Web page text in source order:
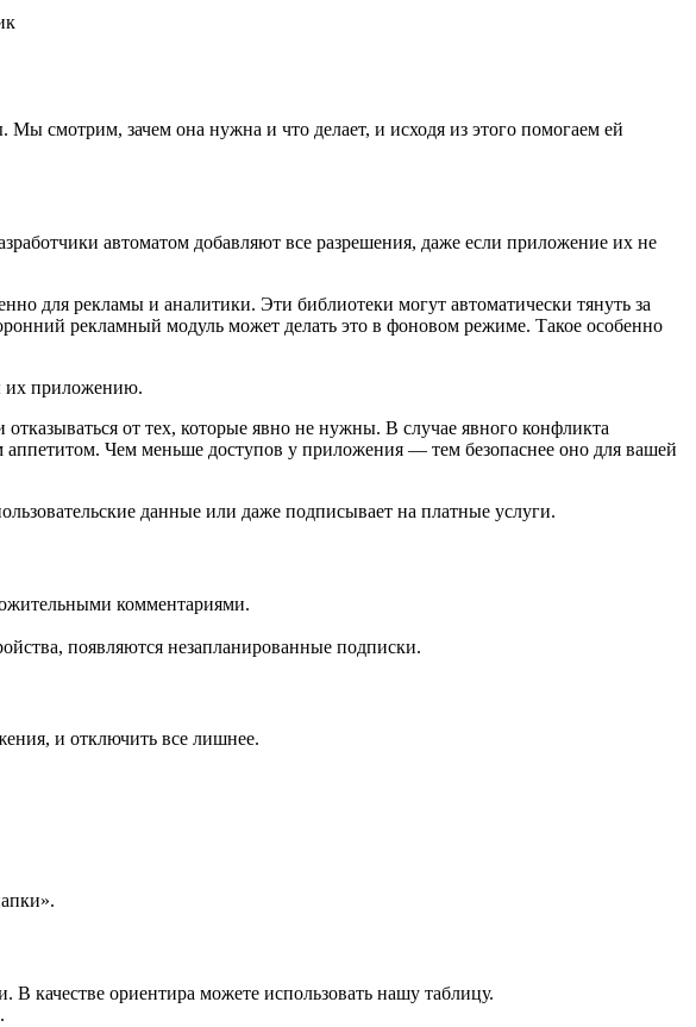
смотрим, зачем она нужна и что делает, и исходя из этого помогаем ей
автоматом добавляют все разрешения, даже если приложение их не
для рекламы и аналитики. Эти библиотеки могут автоматически тянуть за
рекламный модуль может делать это в фоновом режиме. Такое особенно
их приложению.
от тех, которые явно не нужны. В случае явного конфликта
Чем меньше доступов у приложения — тем безопаснее оно для вашей
данные или даже подписывает на платные услуги.
комментариями.
появляются незапланированные подписки.
и отключить все лишнее.
качестве ориентира можете использовать нашу таблицу.